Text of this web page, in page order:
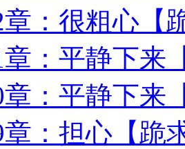
章：很粗心【
章：平静下来
章：平静下来
章：担心【跪